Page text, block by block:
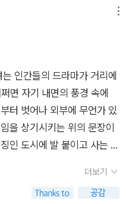
번잡스럽고 지저분하고 어
발견한다. 그곳에는 “삶이
이 든다. 군중의 물결 속에
의 이야기에 귀를 기울인다.
위험도 존재한다. 동네 약국
하는 넉살 좋은 수다를 떠는
을 내미는 작은 친절을 통
게 도움을 요청할 권리가 있
내밀 의무가 있다는 평범
는 사람들의 목소리가 들리
어 넣는다. 그들은 그녀의
의 짝이 있다. 남녀노소, 나
을 나눈다. 그 우정이야말로
천이다. 고닉의 사실적이면
자기표현이 풍부한 이들에
서 배워나가는 것이라고 할
벗어나 또 다른 누군가의 약
. 이 도시가 그 여파로 어지
이 있다. (44쪽)나는 그 도시
곳에 있는 이들이 나를 보러
를 통해 그 도시를 본다. 어
야 할까? 그곳에 마침내 나
열여섯, 열일곱 그 무렵이
해 그 중심지에 가면 엄청나
화관과 동네에선 보기 어려
시를 수시로 드나들면서도
름을 맛볼 수 있는 집에 수
기회를 호시탐탐”(15쪽) 노
아주 멀리 떨어져 있고, 무
흡사한 그 대도시에서 그렇
도 모른다고, 호기심을 싹 틔
, 이 도시는 나의 이력이다.
일까? 나의 생각은 주로 이
매몰되었던 과거에서 짝
도시의 사람들 속에서 이야
하고 있다. 사람, 자동차, 높
, 나무, 산, 꽃, 새 등으로 채
은 부분을 사람에서 길어낸
구나 연인이기도 하다. 가장
야기들을 훔쳐 듣는 것이다.
고, 특별하게 들린다. 평범한
만, 고닉의 귀로 듣고 눈으
인간들의 드라마가 거리에
면 자기 내면의 풍경 속에
터 벗어나 외부에 무언가 있
을 상기시키는 위의 문장이
인 도시에 발 붙이고 사는 이
선언할 수 있는 것도 이처럼
는 환상, 외로움을 묻어두
더보기